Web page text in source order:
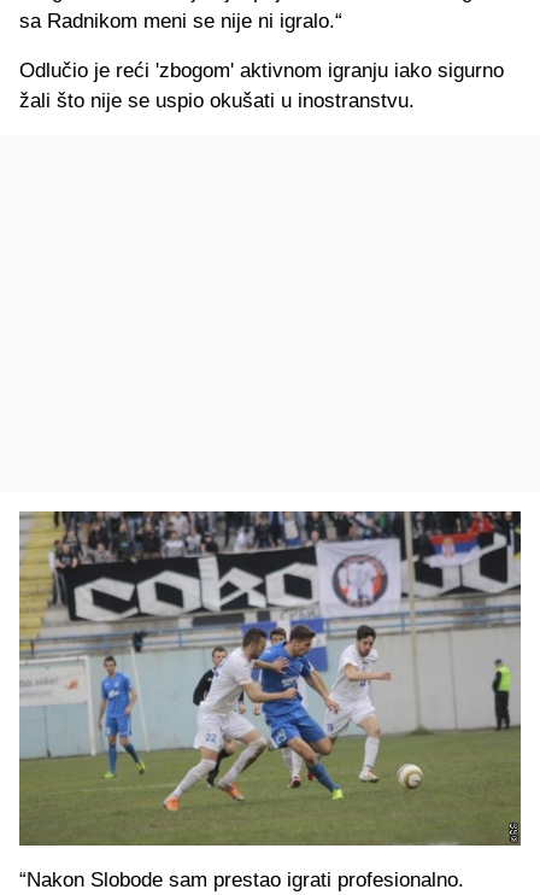
sa Radnikom meni se nije ni igralo.“
Odlučio je reći 'zbogom' aktivnom igranju iako sigurno
žali što nije se uspio okušati u inostranstvu.
“Nakon Slobode sam prestao igrati profesionalno.